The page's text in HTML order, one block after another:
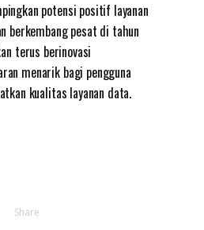
potensi positif layanan
berkembang pesat di tahun
terus berinovasi
menarik bagi pengguna
kualitas layanan data.
Share